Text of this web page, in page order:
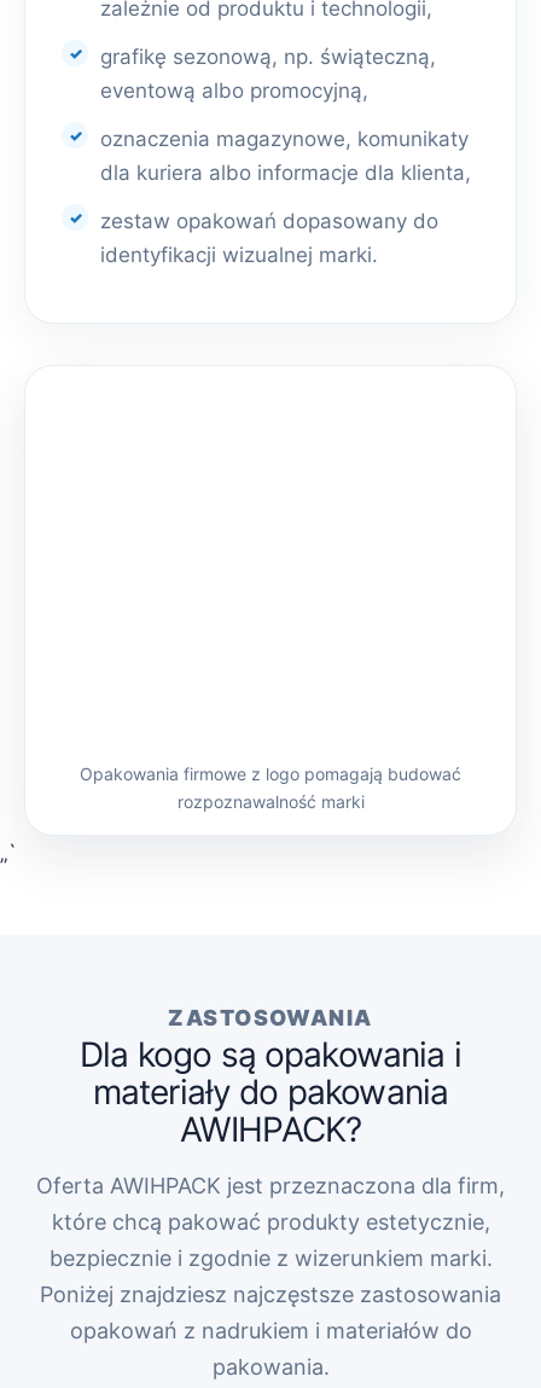
zależnie od produktu i technologii,
grafikę sezonową, np. świąteczną,
eventową albo promocyjną,
oznaczenia magazynowe, komunikaty
dla kuriera albo informacje dla klienta,
zestaw opakowań dopasowany do
identyfikacji wizualnej marki.
Opakowania firmowe z logo pomagają budować
rozpoznawalność marki
„`
ZASTOSOWANIA
Dla kogo są opakowania i
materiały do pakowania
AWIHPACK?
Oferta AWIHPACK jest przeznaczona dla firm,
które chcą pakować produkty estetycznie,
bezpiecznie i zgodnie z wizerunkiem marki.
Poniżej znajdziesz najczęstsze zastosowania
opakowań z nadrukiem i materiałów do
pakowania.